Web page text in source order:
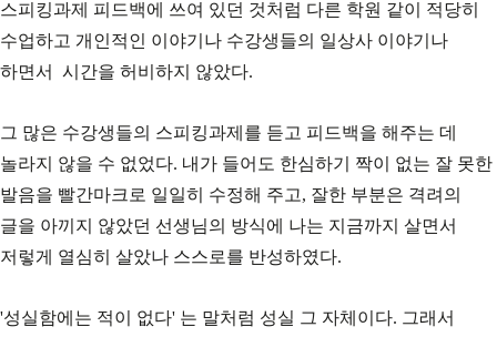
스피킹과제 피드백에 쓰여 있던 것처럼 다른 학원 같이 적당히
수업하고 개인적인 이야기나 수강생들의 일상사 이야기나
하면서 시간을 허비하지 않았다.
그 많은 수강생들의 스피킹과제를 듣고 피드백을 해주는 데
놀라지 않을 수 없었다. 내가 들어도 한심하기 짝이 없는 잘 못한
발음을 빨간마크로 일일히 수정해 주고, 잘한 부분은 격려의
글을 아끼지 않았던 선생님의 방식에 나는 지금까지 살면서
저렇게 열심히 살았나 스스로를 반성하였다.
'성실함에는 적이 없다' 는 말처럼 성실 그 자체이다. 그래서